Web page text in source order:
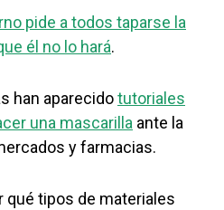
pide a todos taparse la
él no lo hará.
han aparecidotutoriales
una mascarilla ante la
y farmacias.
qué tipos de materiales